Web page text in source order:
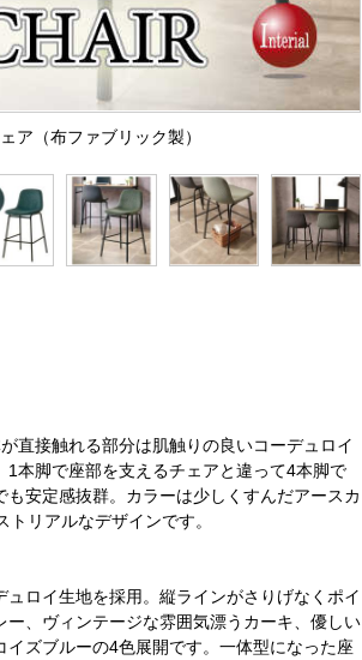
ア（布ファブリック製）
直接触れる部分は肌触りの良いコーデュロイ
本脚で座部を支えるチェアと違って4本脚で
安定感抜群。カラーは少しくすんだアースカ
リアルなデザインです。
ロイ生地を採用。縦ラインがさりげなくポイ
、ヴィンテージな雰囲気漂うカーキ、優しい
ズブルーの4色展開です。一体型になった座